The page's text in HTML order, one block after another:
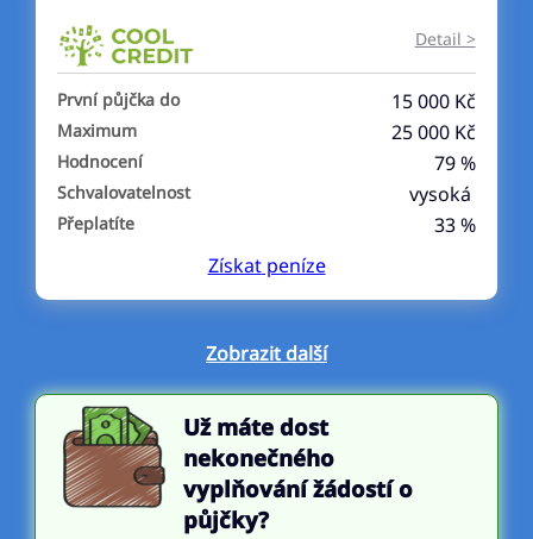
Detail >
První půjčka do 15 000 Kč
Maximum 25 000 Kč
Hodnocení 79 %
Schvalovatelnost vysoká
Přeplatíte
33 %
Získatpeníze
Zobrazit další
Už máte dost
nekonečného
vyplňování žádostí o
půjčky?